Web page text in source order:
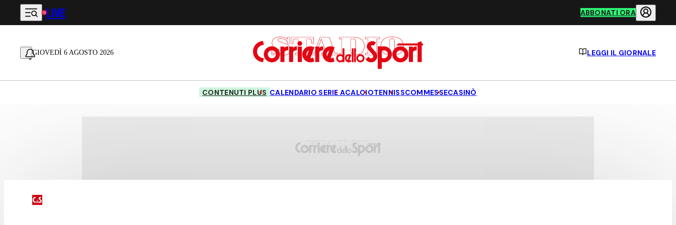
Vai al contenuto principale
LIVE ABBONATI ORA
GIOVEDÌ 6 AGOSTO 2026 LEGGI IL GIORNALE
CONTENUTI PLUS CALENDARIO SERIE ACALCIOTENNISSCOMMESSECASINÒ